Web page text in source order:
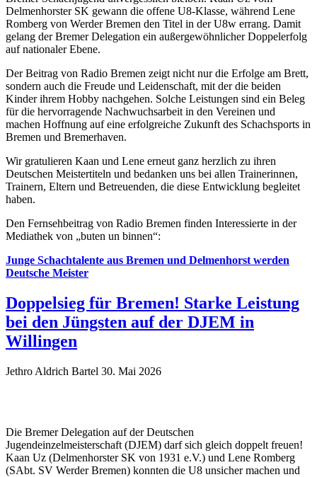
Delmenhorster SK gewann die offene U8-Klasse, während Lene
Romberg von Werder Bremen den Titel in der U8w errang. Damit
gelang der Bremer Delegation ein außergewöhnlicher Doppelerfolg
auf nationaler Ebene.
Der Beitrag von Radio Bremen zeigt nicht nur die Erfolge am Brett,
sondern auch die Freude und Leidenschaft, mit der die beiden
Kinder ihrem Hobby nachgehen. Solche Leistungen sind ein Beleg
für die hervorragende Nachwuchsarbeit in den Vereinen und
machen Hoffnung auf eine erfolgreiche Zukunft des Schachsports in
Bremen und Bremerhaven.
Wir gratulieren Kaan und Lene erneut ganz herzlich zu ihren
Deutschen Meistertiteln und bedanken uns bei allen Trainerinnen,
Trainern, Eltern und Betreuenden, die diese Entwicklung begleitet
haben.
Den Fernsehbeitrag von Radio Bremen finden Interessierte in der
Mediathek von „buten un binnen“:
Junge Schachtalente aus Bremen und Delmenhorst werden
Deutsche Meister
Doppelsieg für Bremen! Starke Leistung
bei den Jüngsten auf der DJEM in
Willingen
Jethro Aldrich Bartel 30. Mai 2026
Die Bremer Delegation auf der Deutschen
Jugendeinzelmeisterschaft (DJEM) darf sich gleich doppelt freuen!
Kaan Uz (Delmenhorster SK von 1931 e.V.) und Lene Romberg
(SAbt. SV Werder Bremen) konnten die U8 unsicher machen und